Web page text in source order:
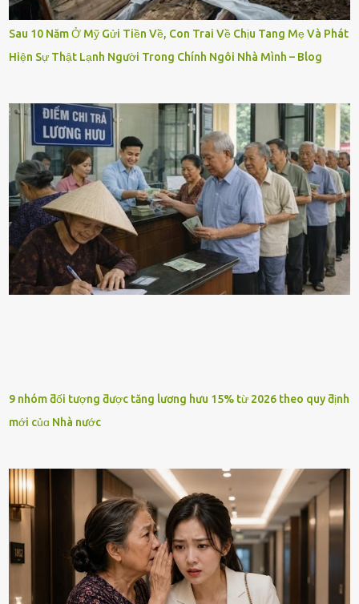
Sau 10 Năm Ở Mỹ Gửi Tiền Về, Con Trai Về Chịu Tang Mẹ Và Phát
Hiện Sự Thật Lạnh Người Trong Chính Ngôi Nhà Mình – Blog
9 nhóm ƌối tượng ƌược tăng lương hưu 15% từ 2026 theo quy ƌịnh
mới củɑ Nhà nước